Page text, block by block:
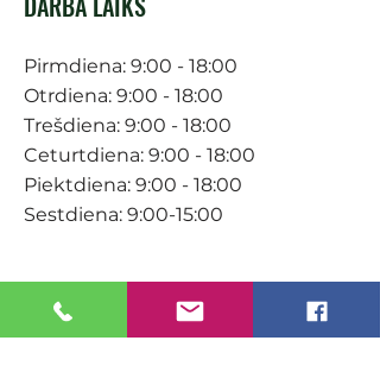
Pirmdiena: 9:00 - 18:00
Otrdiena: 9:00 - 18:00
Trešdiena: 9:00 - 18:00
Ceturtdiena: 9:00 - 18:00
Piektdiena: 9:00 - 18:00
Sestdiena: 9:00-15:00
KONTAKTI